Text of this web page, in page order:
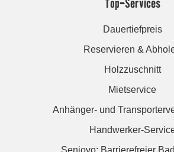
Dauertiefpreis
Reservieren &
Holzzuschnitt
Mietservice
Anhänger- und
Handwerker-
Seniovo: Barrierefreier